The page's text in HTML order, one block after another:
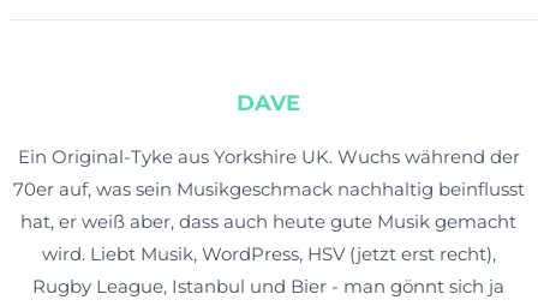
DAVE
Ein Original-Tyke aus Yorkshire UK. Wuchs während der
70er auf, was sein Musikgeschmack nachhaltig beinflusst
hat, er weiß aber, dass auch heute gute Musik gemacht
wird. Liebt Musik, WordPress, HSV (jetzt erst recht),
Rugby League, Istanbul und Bier - man gönnt sich ja